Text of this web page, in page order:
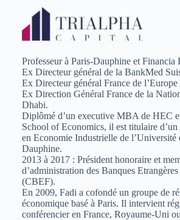
Professeur à Paris-Dauphine et Financia
Ex Directeur général de la BankMed
Ex Directeur général France de
Ex Direction Général France de la
Dhabi.
Diplômé d’un executive MBA de HEC
School of Economics, il est titulaire d’un
en Economie Industrielle de l’Université
Dauphine.
2013 à 2017 : Président honoraire et
d’administration des Banques
(CBEF).
En 2009, Fadi a cofondé un groupe de
économique basé à Paris. Il intervient
conférencier en France, Royaume-Uni